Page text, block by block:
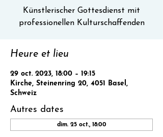
Künstlerischer Gottesdienst mit
professionellen Kulturschaffenden
Heure et lieu
29 oct. 2023, 18:00 – 19:15
Kirche, Steinenring 20, 4051 Basel,
Schweiz
Autres dates
dim. 25 oct., 18:00